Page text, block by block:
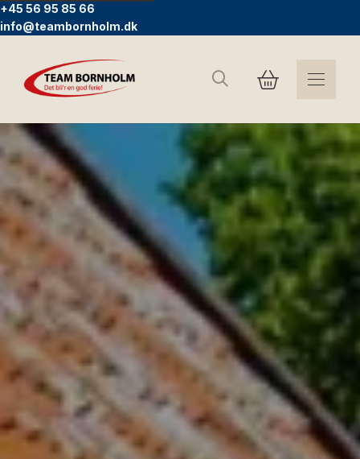
+45 56 95 85 66
info@teambornholm.dk
Search